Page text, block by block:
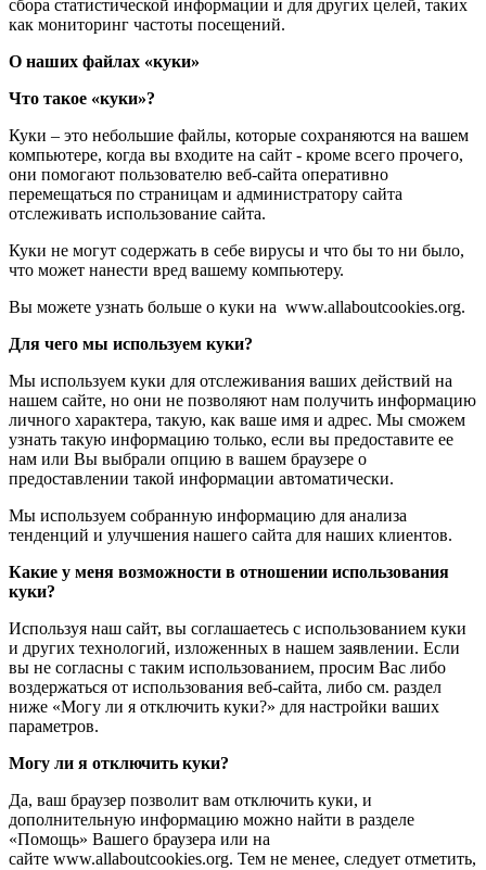
сбора статистической информации и для других целей, таких
как мониторинг частоты посещений.
О наших файлах «куки»
Что такое «куки»?
Куки – это небольшие файлы, которые сохраняются на вашем
компьютере, когда вы входите на сайт - кроме всего прочего,
они помогают пользователю веб-сайта оперативно
перемещаться по страницам и администратору сайта
отслеживать использование сайта.
Куки не могут содержать в себе вирусы и что бы то ни было,
что может нанести вред вашему компьютеру.
Вы можете узнать больше о куки на www.allaboutcookies.org.
Для чего мы используем куки?
Мы используем куки для отслеживания ваших действий на
нашем сайте, но они не позволяют нам получить информацию
личного характера, такую, как ваше имя и адрес. Мы сможем
узнать такую информацию только, если вы предоставите ее
нам или Вы выбрали опцию в вашем браузере о
предоставлении такой информации автоматически.
Мы используем собранную информацию для анализа
тенденций и улучшения нашего сайта для наших клиентов.
Какие у меня возможности в отношении использования
куки?
Используя наш сайт, вы соглашаетесь с использованием куки
и других технологий, изложенных в нашем заявлении. Если
вы не согласны с таким использованием, просим Вас либо
воздержаться от использования веб-сайта, либо см. раздел
ниже «Могу ли я отключить куки?» для настройки ваших
параметров.
Могу ли я отключить куки?
Да, ваш браузер позволит вам отключить куки, и
дополнительную информацию можно найти в разделе
«Помощь» Вашего браузера или на
сайте www.allaboutcookies.org. Тем не менее, следует отметить,